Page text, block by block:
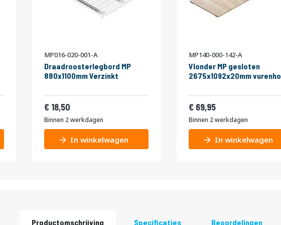
MP016-020-001-A
Draadroosterlegbord MP
880x1100mm Verzinkt
18,50
Binnen 2 werkdagen
In winkelwagen
MP140-000-142-A
Vlonder MP gesloten
2675x1092x20mm
69,95
Binnen 2 werkdagen
In winkelwagen
Productomschrijving Specificaties Beoordelingen